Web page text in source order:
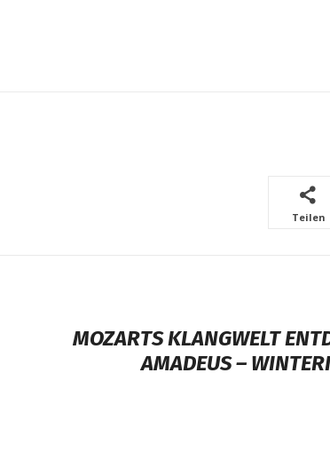
Teilen
MOZARTS KLANGWELT
AMADEUS –